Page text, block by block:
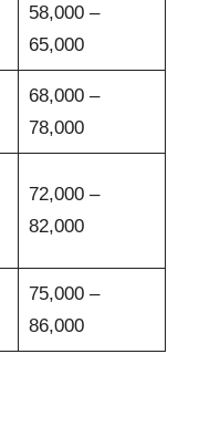
58,000 –
65,000
68,000 –
78,000
72,000 –
82,000
75,000 –
86,000